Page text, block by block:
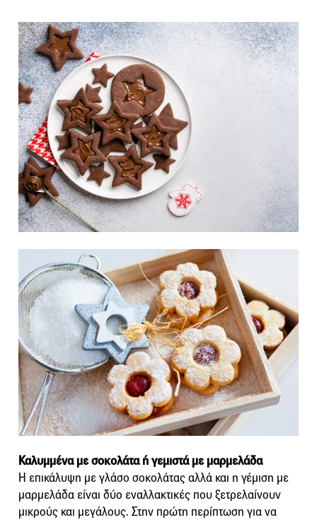
Καλυμμένα με σοκολάτα ή γεμιστά με μαρμελάδα
Η επικάλυψη με γλάσο σοκολάτας αλλά και η γέμιση με
μαρμελάδα είναι δύο εναλλακτικές που ξετρελαίνουν
μικρούς και μεγάλους. Στην πρώτη περίπτωση για να